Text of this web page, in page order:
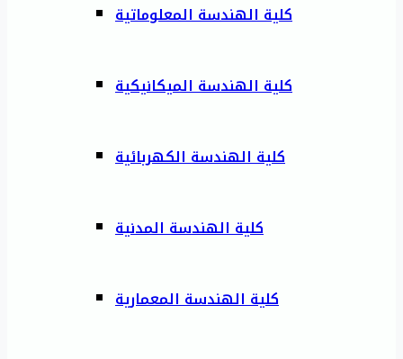
كلية الهندسة المعلوماتية
كلية الهندسة الميكانيكية
كلية الهندسة الكهربائية
كلية الهندسة المدنية
كلية الهندسة المعمارية